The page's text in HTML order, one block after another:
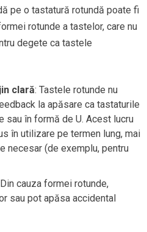
pe o tastatură rotundă poate fi
rotunde a tastelor, care nu
degete ca tastele
clară: Tastele rotunde nu
la apăsare ca tastaturile
sau în formă de U. Acest lucru
în utilizare pe termen lung, mai
necesar (de exemplu, pentru
cauza formei rotunde,
sau pot apăsa accidental